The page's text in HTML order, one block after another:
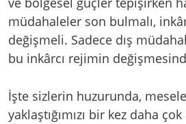
müdahaleler son bulmalı,
değişmeli. Sadece dış
bu inkârcı rejimin
İşte sizlerin huzurunda,
yaklaştığımızı bir kez daha